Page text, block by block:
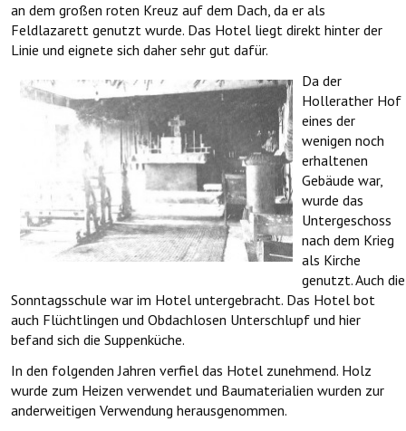
an dem großen roten Kreuz auf dem Dach, da er als
Feldlazarett genutzt wurde. Das Hotel liegt direkt hinter der
Linie und eignete sich daher sehr gut dafür.
Da der
Hollerather Hof
eines der
wenigen noch
erhaltenen
Gebäude war,
wurde das
Untergeschoss
nach dem Krieg
als Kirche
genutzt. Auch die
Sonntagsschule war im Hotel untergebracht. Das Hotel bot
auch Flüchtlingen und Obdachlosen Unterschlupf und hier
befand sich die Suppenküche.
In den folgenden Jahren verfiel das Hotel zunehmend. Holz
wurde zum Heizen verwendet und Baumaterialien wurden zur
anderweitigen Verwendung herausgenommen.